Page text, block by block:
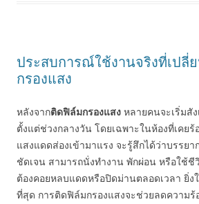
ประสบการณ์ใช้งานจริงที่เปลี่
กรองแสง
หลังจากติดฟิล์มกรองแสง หลายคนจะเริ่มสั
ตั้งแต่ช่วงกลางวัน โดยเฉพาะในห้องที่เคย
แสงแดดส่องเข้ามาแรง จะรู้สึกได้ว่าบรรยา
ชัดเจน สามารถนั่งทำงาน พักผ่อน หรือใช้ชี
ต้องคอยหลบแดดหรือปิดม่านตลอดเวลา ยิ่ง
ที่สุด การติดฟิล์มกรองแสงจะช่วยลดความ